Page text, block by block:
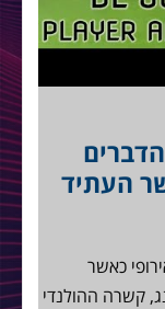
העתיד
כאשר
קשרה ההולנדי